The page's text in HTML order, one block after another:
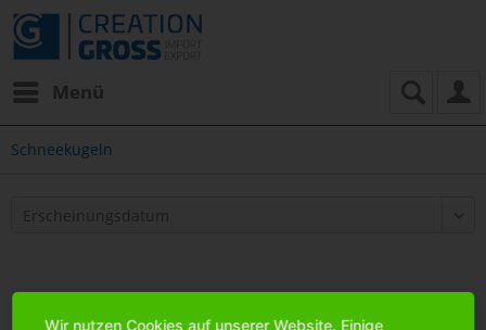
Menü
Schneekugeln
Wir nutzen Cookies auf unserer Website. Einige